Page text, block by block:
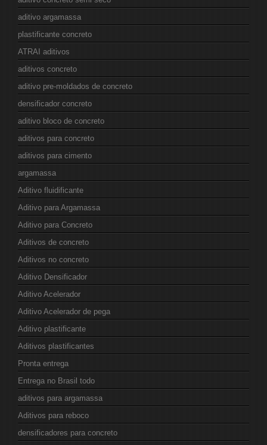
aditivo argamassa
plastificante concreto
ATRAI aditivos
aditivos concreto
aditivo pre-moldados de concreto
densificador concreto
aditivo bloco de concreto
aditivos para concreto
aditivos para cimento
argamassa
Aditivo fluidificante
Aditivo para Argamassa
Aditivo para Concreto
Aditivos de concreto
Aditivos no concreto
Aditivo Densificador
Aditivo Acelerador
Aditivo Acelerador de pega
Aditivo plastificante
Aditivos plastificantes
Pronta entrega
Entrega no Brasil todo
aditivos para argamassa
Aditivos para reboco
densificadores para concreto